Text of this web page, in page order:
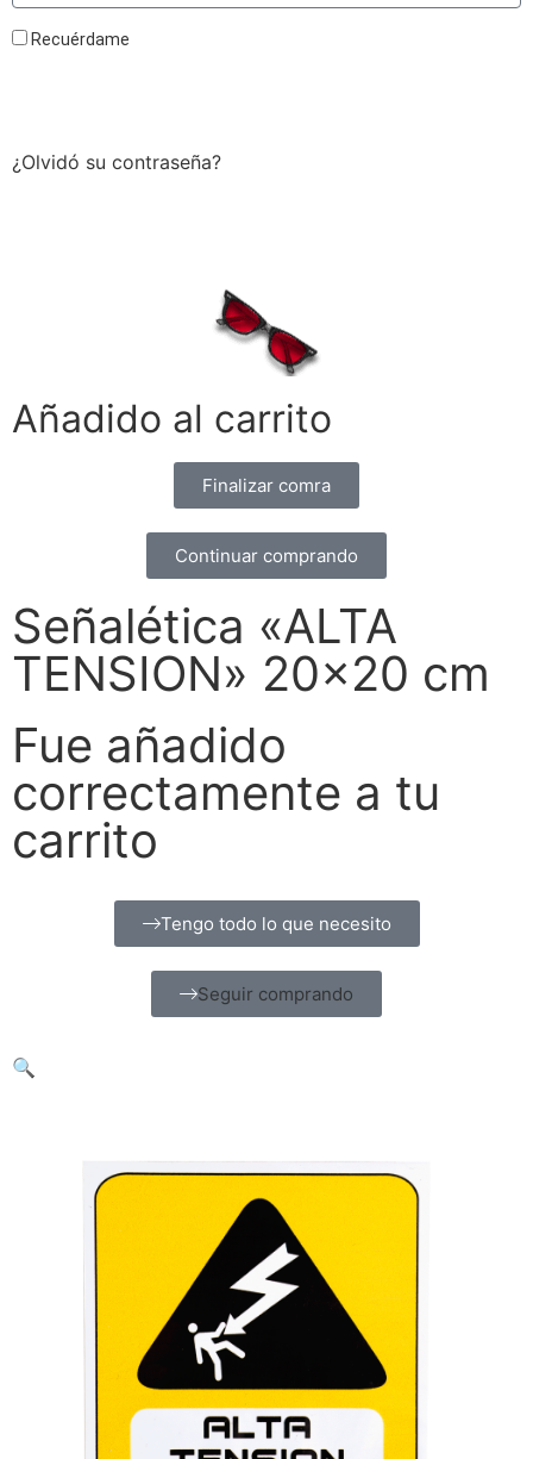
Recuérdame
¿Olvidó su contraseña?
Añadido al carrito
Finalizar comra
Continuar comprando
Señalética «ALTA
TENSION» 20×20 cm
Fue añadido
correctamente a tu
carrito
Tengo todo lo que necesito
Seguir comprando
🔍